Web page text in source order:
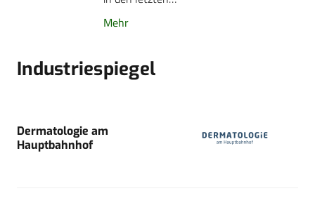
Mehr
Industriespiegel
Dermatologie am
Hauptbahnhof